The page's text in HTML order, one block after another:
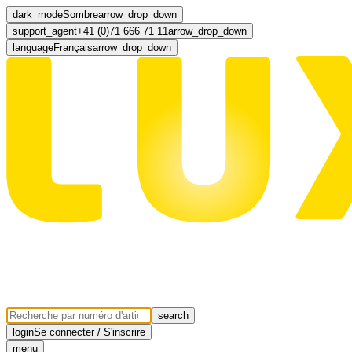
dark_modeSombrearrow_drop_down
support_agent+41 (0)71 666 71 11arrow_drop_down
languageFrançaisarrow_drop_down
search
loginSe connecter / S'inscrire
menu